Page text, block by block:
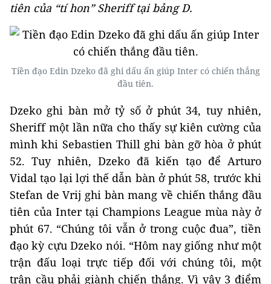
tiên của “tí hon” Sheriff tại bảng D.
Tiền đạo Edin Dzeko đã ghi dấu ấn giúp Inter có chiến thắng
đầu tiên.
Dzeko ghi bàn mở tỷ số ở phút 34, tuy nhiên,
Sheriff một lần nữa cho thấy sự kiên cường của
mình khi Sebastien Thill ghi bàn gỡ hòa ở phút
52. Tuy nhiên, Dzeko đã kiến tạo để Arturo
Vidal tạo lại lợi thế dẫn bàn ở phút 58, trước khi
Stefan de Vrij ghi bàn mang về chiến thắng đầu
tiên của Inter tại Champions League mùa này ở
phút 67. “Chúng tôi vẫn ở trong cuộc đua”, tiền
đạo kỳ cựu Dzeko nói. “Hôm nay giống như một
trận đấu loại trực tiếp đối với chúng tôi, một
trận cầu phải giành chiến thắng. Vì vậy 3 điểm